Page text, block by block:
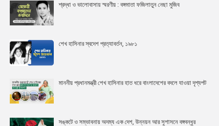
শ্রদ্ধা ও ভালোবাসায় স্মরণীয় : বঙ্গমাতা ফজিলাতুন নেছা মুজিব
শেখ হাসিনার স্বদেশ প্রত্যাবর্তন, ১৯৮১
মাননীয় প্রধানমন্ত্রী শেখ হাসিনার হাত ধরে বাংলাদেশের বদলে যাওয়া দৃশ্যপট
সঙ্কটে ও সম্ভাবনায় অদম্য এক দেশ, উন্নয়ন আর সুশাসনে বঙ্গবন্ধুর